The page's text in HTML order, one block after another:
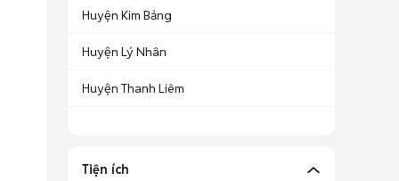
Huyện Kim Bảng
Huyện Lý Nhân
Huyện Thanh Liêm
Tiện ích